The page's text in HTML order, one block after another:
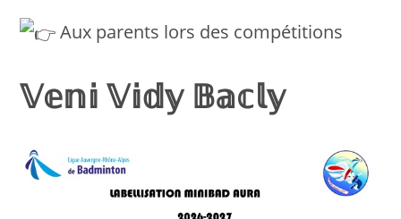
Aux parents lors des compétitions
𝕍𝕖𝕟𝕚 𝕍𝕚𝕕𝕪 𝔹𝕒𝕔𝕝𝕪